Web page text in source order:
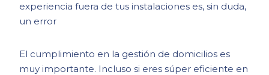
experiencia fuera de tus instalaciones es, sin duda,
un error
El cumplimiento en la gestión de domicilios es
muy importante. Incluso si eres súper eficiente en